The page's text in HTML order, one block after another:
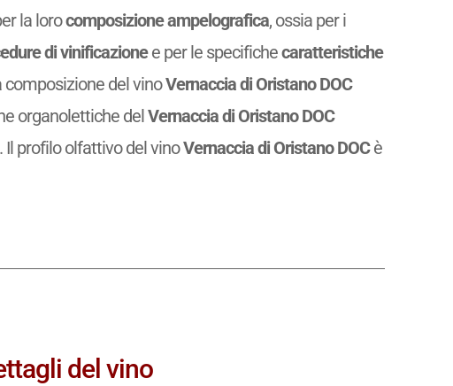
la lorocomposizione ampelografica, ossia per i
di vinificazionee per le specifichecaratteristiche
composizione del vinoVernaccia di Oristano DOC
organolettiche delVernaccia di Oristano DOC
. Il profilo olfattivo del vinoVernaccia di Oristano DOCè
del vino